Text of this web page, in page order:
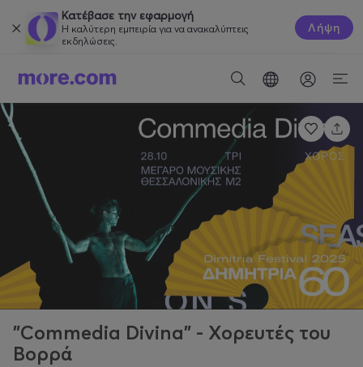
Κατέβασε την εφαρμογή
Η καλύτερη εμπειρία για να ανακαλύπτεις
εκδηλώσεις.
Λήψη
"Commedia Divina" - Χορευτές του
Βορρά